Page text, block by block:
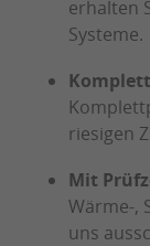
erhalten
Systeme.
riesigen
Mit
Wärme-,
uns